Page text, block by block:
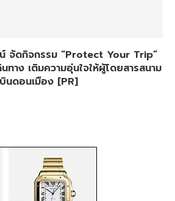
จัดกิจกรรม “Protect Your Trip”
าง เติมความอุ่นใจให้ผู้โดยสารสนาม
บินดอนเมือง [PR]